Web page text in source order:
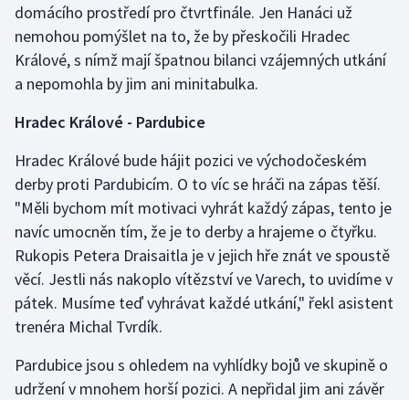
Jezdectví
Judo
Krasobruslení
Lezení
Lyže a snowboard
Moderní pětiboj
Motorsport
Olympijské hry
Parasport
domácího prostředí pro čtvrtfinále. Jen Hanáci už
nemohou pomýšlet na to, že by přeskočili Hradec
Králové, s nímž mají špatnou bilanci vzájemných utkání
a nepomohla by jim ani minitabulka.
Hradec Králové - Pardubice
Hradec Králové bude hájit pozici ve východočeském
derby proti Pardubicím. O to víc se hráči na zápas těší.
"Měli bychom mít motivaci vyhrát každý zápas, tento je
navíc umocněn tím, že je to derby a hrajeme o čtyřku.
Rukopis Petera Draisaitla je v jejich hře znát ve spoustě
věcí. Jestli nás nakoplo vítězství ve Varech, to uvidíme v
pátek. Musíme teď vyhrávat každé utkání," řekl asistent
trenéra Michal Tvrdík.
Pardubice jsou s ohledem na vyhlídky bojů ve skupině o
udržení v mnohem horší pozici. A nepřidal jim ani závěr